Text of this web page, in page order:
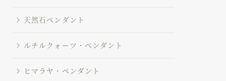
天然石ペンダント
ルチルクォーツ・ペンダント
ヒマラヤ・ペンダント